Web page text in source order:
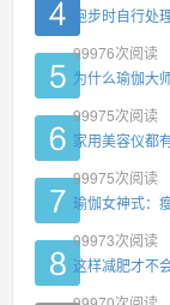
跑步时自行处
99976次阅读
为什么瑜伽大
99975次阅读
家用美容仪都
99975次阅读
瑜伽女神式：
99973次阅读
这样减肥才不